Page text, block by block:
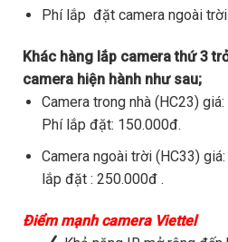
Phí lắp đặt camera ngoài
Khác hàng lắp camera thứ 3
camera hiện hành như sau;
Camera trong nhà (HC23)
Phí lắp đặt: 150.000đ.
Camera ngoài trời (HC33)
lắp đặt : 250.000đ .
Điểm mạnh camera Viettel